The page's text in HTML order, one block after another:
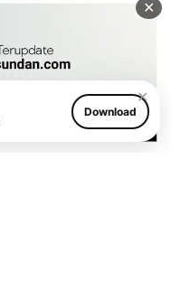
✕
Download
✕